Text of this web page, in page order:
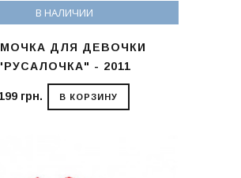
В НАЛИЧИИ
ДЛЯ ДЕВОЧКИ
- 2011
199 грн. В КОРЗИНУ